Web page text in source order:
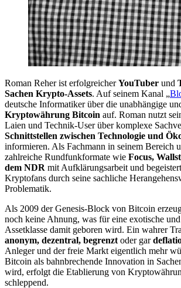
Roman Reher ist erfolgreicherYouTuber und
Sachen Krypto-Assets. Auf seinem Kanal „
deutsche Informatiker über die unabhängige
Kryptowährung Bitcoin auf. Roman nutzt
Laien und Technik-User über komplexe
Schnittstellen zwischen Technologie und
informieren. Als Fachmann in seinem Bereich
zahlreiche Rundfunkformate wie Focus,
dem NDR mit Aufklärungsarbeit und
Kryptofans durch seine sachliche
Problematik.
Als 2009 der Genesis-Block von Bitcoin
noch keine Ahnung, was für eine exotische
Assetklasse damit geboren wird. Ein wahrer
anonym, dezentral, begrenzt oder gar
Anleger und der freie Markt eigentlich mehr
Bitcoin als bahnbrechende Innovation in
wird, erfolgt die Etablierung von
schleppend.